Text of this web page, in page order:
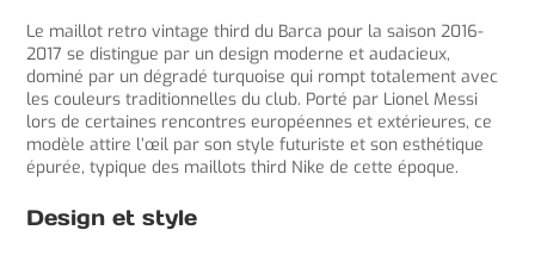
Le maillot retro vintage third du Barca pour la saison 2016-
2017 se distingue par un design moderne et audacieux,
dominé par un dégradé turquoise qui rompt totalement avec
les couleurs traditionnelles du club. Porté par Lionel Messi
lors de certaines rencontres européennes et extérieures, ce
modèle attire l’œil par son style futuriste et son esthétique
épurée, typique des maillots third Nike de cette époque.
Design et style